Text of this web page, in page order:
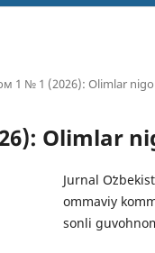
1 № 1 (2026): Olimlar
Olimlar
Jurnal
ommaviy
sonli